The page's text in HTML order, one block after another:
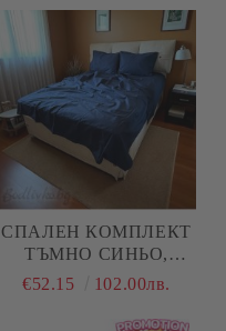
СПАЛЕН КОМПЛЕКТ
TЪМНО СИНЬО,
ЕДНОЦВЕТНО, 100%
(ПОПЛИН), 4 ЧАСТИ
€52.15 102.00лв.